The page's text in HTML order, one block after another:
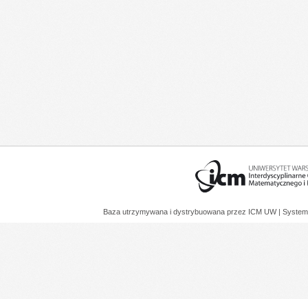
Baza utrzymywana i dystrybuowana przez ICM UW |